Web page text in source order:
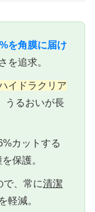
を角膜に届け
を追求。
ハイドラクリア
うるおいが長
カットする
保護。
で、常に清潔
軽減。